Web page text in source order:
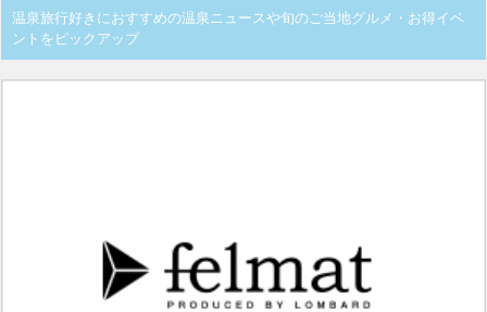
温泉旅行好きにおすすめの温泉ニュースや旬のご当地グルメ・お得イベ
ントをピックアップ